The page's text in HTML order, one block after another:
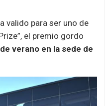
valido para ser uno de
el premio gordo
verano en la sede de